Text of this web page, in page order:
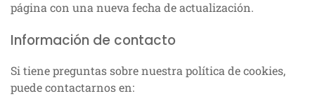
página con una nueva fecha de actualización.
Información de contacto
Si tiene preguntas sobre nuestra política de cookies,
puede contactarnos en: